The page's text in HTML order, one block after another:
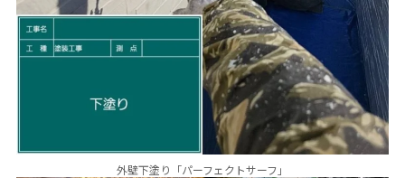
外壁下塗り「パーフェクトサーフ」